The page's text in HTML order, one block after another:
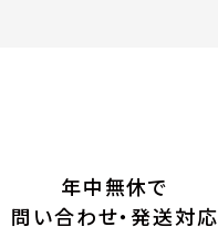
年中無休で
問い合わせ・発送対応